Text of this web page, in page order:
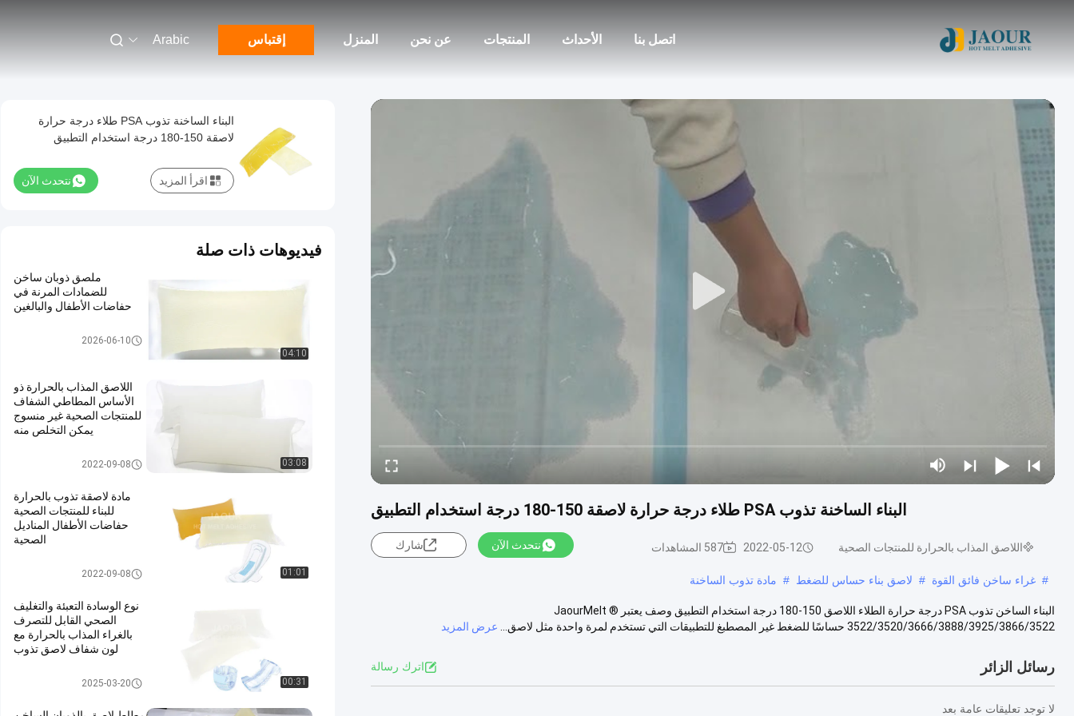
المنزل عن نحن المنتجات الأحداث اتصل بنا إقتباس Arabic
البناء الساخنة تذوب PSA طلاء درجة حرارة لاصقة 150-180 درجة استخدام التطبيق
اللاصق المذاب بالحرارة للمنتجات الصحية 2022-05-12 587 المشاهدات نتحدث الآن شارك
# غراء ساخن فائق القوة # لاصق بناء حساس للضغط # مادة تذوب الساخنة
البناء الساخن تذوب PSA درجة حرارة الطلاء اللاصق 150-180 درجة استخدام التطبيق وصف يعتبر JaourMelt ®
3522/3520/3666/3888/3925/3866/3522 حساسًا للضغط غير المصطبغ للتطبيقات التي تستخدم لمرة واحدة مثل لاصق...
عرض المزيد
رسائل الزائر اترك رسالة
لا توجد تعليقات عامة بعد
البناء الساخنة تذوب PSA طلاء درجة حرارة
لاصقة 150-180 درجة استخدام التطبيق
نتحدث الآن اقرأ المزيد
فيديوهات ذات صلة
04:10
ملصق ذوبان ساخن
للضمادات المرنة في
حفاضات الأطفال والبالغين
لاصقة PSA تذوب الساخنة
2026-06-10
03:08
اللاصق المذاب بالحرارة ذو
الأساس المطاطي الشفاف
للمنتجات الصحية غير منسوج
يمكن التخلص منه
اللاصق المذاب بالحرارة للمنتجات
2022-09-08
01:01
مادة لاصقة تذوب بالحرارة
للبناء للمنتجات الصحية
حفاضات الأطفال المناديل
الصحية
اللاصق المذاب بالحرارة للمنتجات
2022-09-08
00:31
نوع الوسادة التعبئة والتغليف
الصحي القابل للتصرف
بالغراء المذاب بالحرارة مع
لون شفاف لاصق تذوب
اللاصق المذاب بالحرارة للمنتجات
2025-03-20